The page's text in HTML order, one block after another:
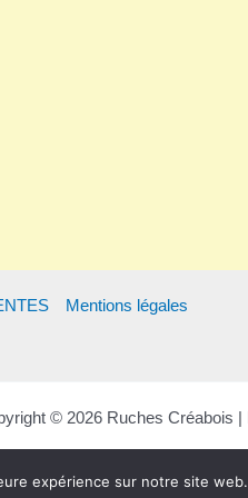
Mentions légales
© 2026 Ruches Créabois |
expérience sur notre site